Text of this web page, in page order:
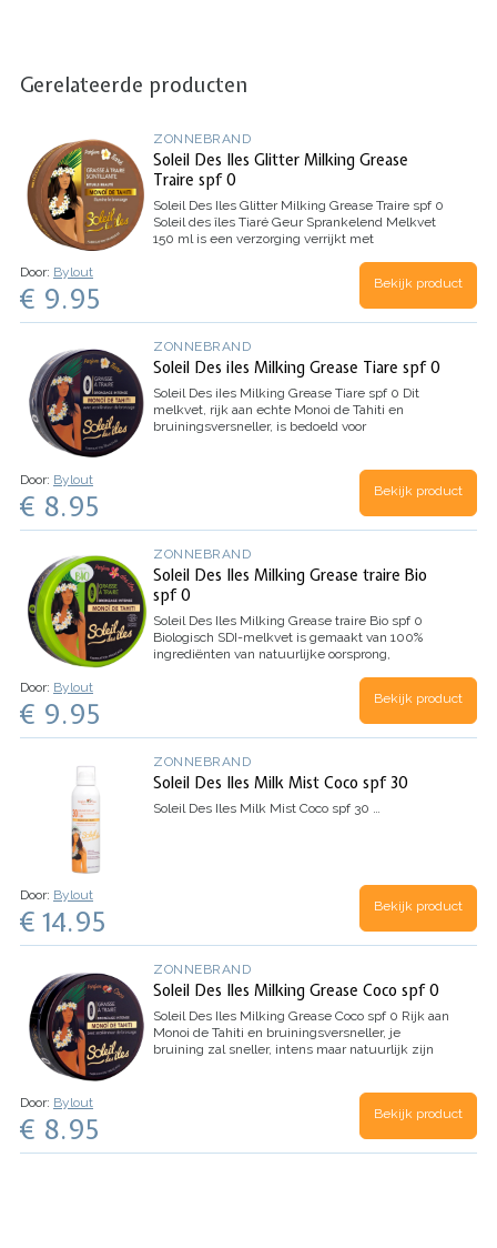
Gerelateerde producten
ZONNEBRAND
Soleil Des Iles Glitter Milking Grease
Traire spf 0
Soleil Des Iles Glitter Milking Grease Traire spf 0
Soleil des îles Tiaré Geur Sprankelend Melkvet
150 ml is een verzorging verrijkt met
glinsterende gouden parels. Deze…
Door: Bylout
€ 9.95 Bekijk product
ZONNEBRAND
Soleil Des iIes Milking Grease Tiare spf 0
Soleil Des iIes Milking Grease Tiare spf 0 Dit
melkvet, rijk aan echte Monoi de Tahiti en
bruiningsversneller, is bedoeld voor
Door: Bylout
€ 8.95 Bekijk product
ZONNEBRAND
Soleil Des Iles Milking Grease traire Bio
spf 0
Soleil Des Iles Milking Grease traire Bio spf 0
Biologisch SDI-melkvet is gemaakt van 100%
ingrediënten van natuurlijke oorsprong,
van de bewaarcondities en met name…
Door: Bylout
€ 9.95 Bekijk product
ZONNEBRAND
Soleil Des Iles Milk Mist Coco spf 30
Soleil Des Iles Milk Mist Coco spf 30 …
Door: Bylout
€ 14.95 Bekijk product
ZONNEBRAND
Soleil Des Iles Milking Grease Coco spf 0
Soleil Des Iles Milking Grease Coco spf 0 Rijk aan
Monoi de Tahiti en bruiningsversneller, je
bruining zal sneller, intens maar natuurlijk zijn
Door: Bylout
€ 8.95 Bekijk product